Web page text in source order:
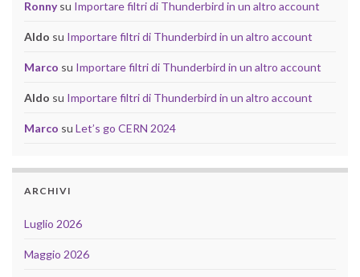
Ronnysu Importare filtri di Thunderbird in un altro account
Aldo su Importare filtri di Thunderbird in un altro account
Marco su Importare filtri di Thunderbird in un altro account
Aldo su Importare filtri di Thunderbird in un altro account
Marco su Let’s go CERN 2024
ARCHIVI
Luglio 2026
Maggio 2026